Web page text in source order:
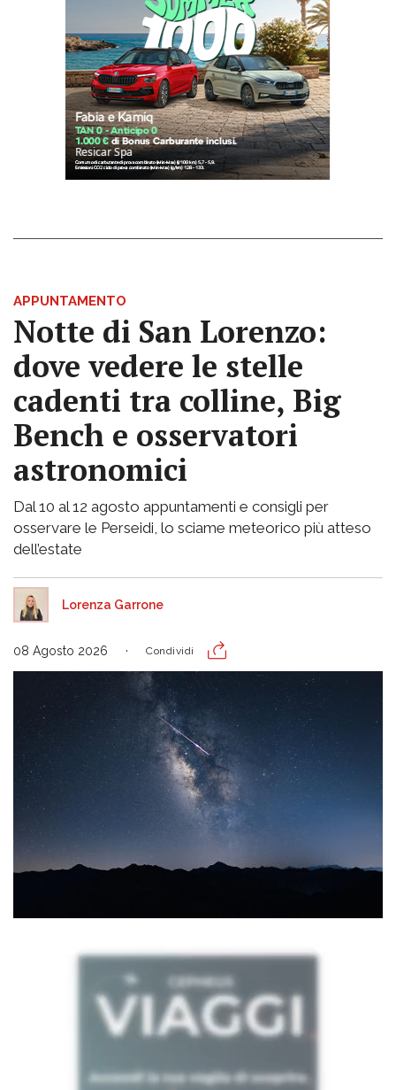
APPUNTAMENTO
Notte di San Lorenzo:
dove vedere le stelle
cadenti tra colline, Big
Bench e osservatori
astronomici
Dal 10 al 12 agosto appuntamenti e consigli per
osservare le Perseidi, lo sciame meteorico più atteso
dell’estate
Lorenza Garrone
08 Agosto 2026 Condividi